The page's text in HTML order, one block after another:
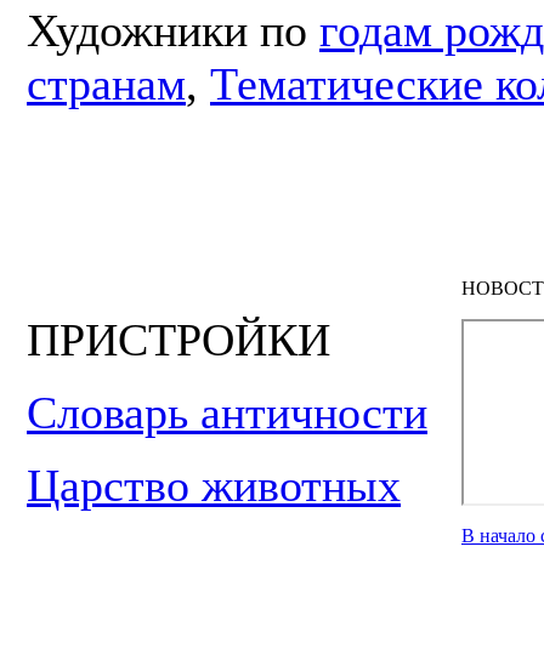
Художники по годам
странам, Тематические
ПРИСТРОЙКИ
Словарь античности
Царство животных
В начало